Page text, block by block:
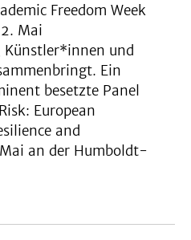
Freedom Week
Mai
und
Ein
besetzte Panel
European
and
an der Humboldt-